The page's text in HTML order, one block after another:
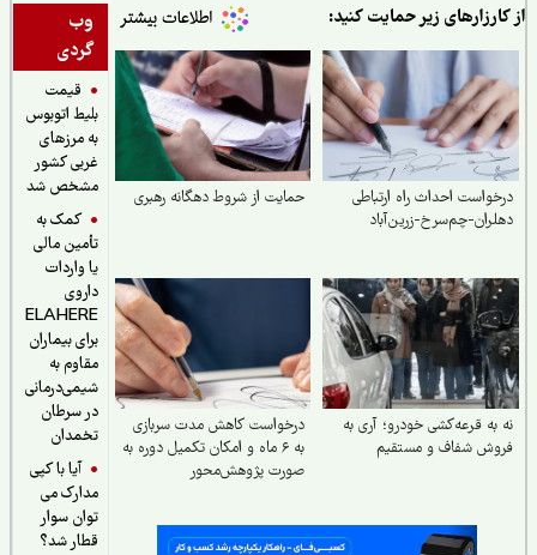
وب
گردی
قیمت
بلیط اتوبوس
به مرزهای
غربی کشور
مشخص شد
کمک به
تأمین مالی
یا واردات
داروی
ELAHERE
برای بیماران
مقاوم به
شیمی‌درمانی
در سرطان
تخمدان
آیا با کپی
مدارک می
توان سوار
قطار شد؟
از کارزارهای زیر حمایت کنید:
درخواست احداث راه ارتباطی
دهلران-چم‌سرخ-زرین‌آباد
حمایت از شروط دهگانه رهبری
نه به قرعه‌کشی خودرو؛ آری به
فروش شفاف و مستقیم
درخواست کاهش مدت سربازی
به ۶ ماه و امکان تکمیل دوره به
صورت پژوهش‌محور